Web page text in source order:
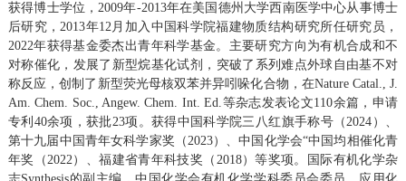
获得博士学位，2009年-2013年在美国德州大学西南医学中心从事博士
后研究，2013年12月加入中国科学院福建物质结构研究所任研究员，
2022年获得基金委杰出青年科学基金。主要研究方向为有机合成和不
对称催化，发展了新型烷基化试剂，突破了系列难点外球自由基不对
称反应，创制了新型荧光母核双苯并异吲哚化合物，在Nature Catal., J.
Am. Chem. Soc., Angew. Chem. Int. Ed.等杂志发表论文110余篇，申请
专利40余项，获批23项。获得中国科学院三八红旗手称号（2024）、
第十九届中国青年女科学家奖（2023）、中国化学会“中国均相催化青
年奖（2022）、福建省青年科技奖（2018）等奖项。国际有机化学杂